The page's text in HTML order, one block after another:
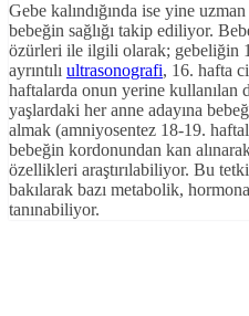
Gebe kalındığında ise yine
bebeğin sağlığı takip ediliyor.
özürleri ile ilgili olarak; gebeliğin
ayrıntılı ultrasonografi, 16. hafta
haftalarda onun yerine kullanılan
yaşlardaki her anne adayına
almak (amniyosentez 18-19.
bebeğin kordonundan kan
özellikleri araştırılabiliyor. Bu
bakılarak bazı metabolik,
tanınabiliyor.